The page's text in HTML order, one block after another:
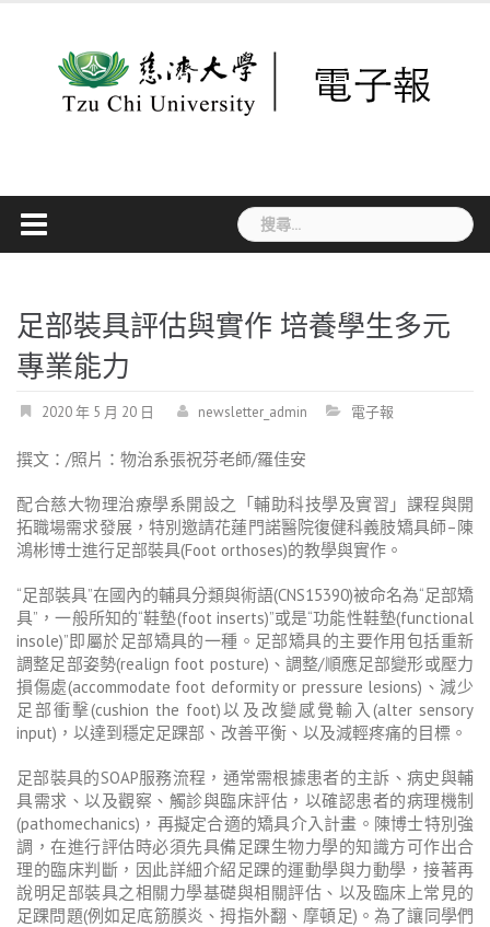
搜
尋
字:
足部裝具評估與實作 培養學生多元
專業能力
2020 年 5 月 20 日 newsletter_admin 電子報
撰文：/照片：物治系張祝芬老師/羅佳安
配合慈大物理治療學系開設之「輔助科技學及實習」課程與開
拓職場需求發展，特別邀請花蓮門諾醫院復健科義肢矯具師–陳
鴻彬博士進行足部裝具(Foot orthoses)的教學與實作。
“足部裝具”在國內的輔具分類與術語(CNS15390)被命名為“足部矯
具” ，一般所知的“鞋墊(foot inserts)”或是“功能性鞋墊(functional
insole)”即屬於足部矯具的一種。足部矯具的主要作用包括重新
調整足部姿勢(realign foot posture) 、調整/順應足部變形或壓力
損傷處(accommodate foot deformity or pressure lesions) 、減少
足部衝擊(cushion the foot)以及改變感覺輸入 (alter sensory
input) ，以達到穩定足踝部、改善平衡、以及減輕疼痛的目標。
足部裝具的SOAP服務流程，通常需根據患者的主訴、病史與輔
具需求、以及觀察、觸診與臨床評估，以確認患者的病理機制
(pathomechanics) ，再擬定合適的矯具介入計畫。陳博士特別強
調，在進行評估時必須先具備足踝生物力學的知識方可作出合
理的臨床判斷，因此詳細介紹足踝的運動學與力動學，接著再
說明足部裝具之相關力學基礎與相關評估、以及臨床上常見的
足踝問題(例如足底筋膜炎、拇指外翻、摩頓足) 。為了讓同學們